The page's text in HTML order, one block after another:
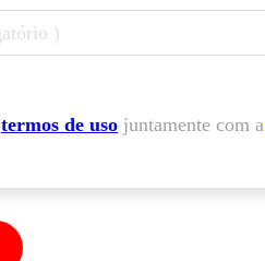
termos de uso juntamente com a